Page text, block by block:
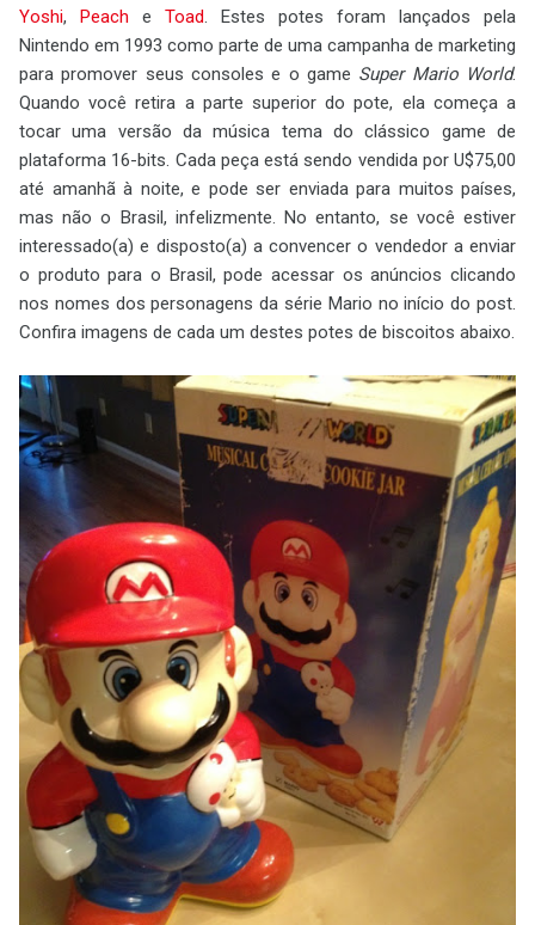
Yoshi, Peach e Toad. Estes potes foram lançados pela
Nintendo em 1993 como parte de uma campanha de marketing
para promover seus consoles e o game Super Mario World.
Quando você retira a parte superior do pote, ela começa a
tocar uma versão da música tema do clássico game de
plataforma 16-bits. Cada peça está sendo vendida por U$75,00
até amanhã à noite, e pode ser enviada para muitos países,
mas não o Brasil, infelizmente. No entanto, se você estiver
interessado(a) e disposto(a) a convencer o vendedor a enviar
o produto para o Brasil, pode acessar os anúncios clicando
nos nomes dos personagens da série Mario no início do post.
Confira imagens de cada um destes potes de biscoitos abaixo.